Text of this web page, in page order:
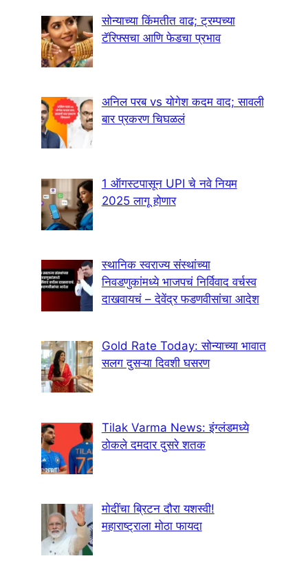
सोन्याच्या किंमतीत वाढ; ट्रम्पच्या
टॅरिफ्सचा आणि फेडचा प्रभाव
अनिल परब vs योगेश कदम वाद; सावली
बार प्रकरण चिघळलं
1 ऑगस्टपासून UPI चे नवे नियम
2025 लागू होणार
स्थानिक स्वराज्य संस्थांच्या
निवडणुकांमध्ये भाजपचं निर्विवाद वर्चस्व
दाखवायचं – देवेंद्र फडणवीसांचा आदेश
Gold Rate Today: सोन्याच्या भावात
सलग दुसऱ्या दिवशी घसरण
Tilak Varma News: इंग्लंडमध्ये
ठोकले दमदार दुसरे शतक
मोदींचा ब्रिटन दौरा यशस्वी!
महाराष्ट्राला मोठा फायदा